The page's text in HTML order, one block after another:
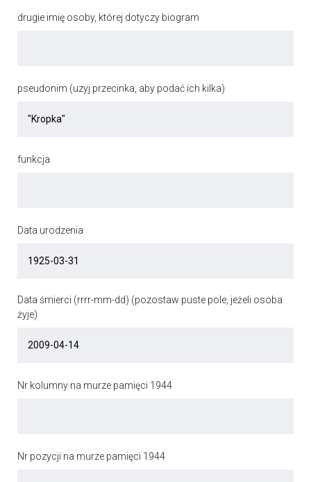
drugie imię osoby, której dotyczy biogram
pseudonim (uzyj przecinka, aby podać ich kilka)
funkcja
Data urodzenia
Data śmierci (rrrr-mm-dd) (pozostaw puste pole, jeżeli osoba
żyje)
Nr kolumny na murze pamięci 1944
Nr pozycji na murze pamięci 1944